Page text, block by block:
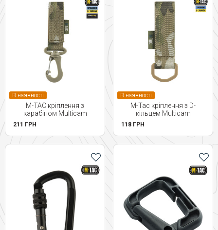
В наявності
M-TAC кріплення з
карабіном Multicam
211 ГРН
В наявності
M-Tac кріплення з D-
кільцем Multicam
118 ГРН